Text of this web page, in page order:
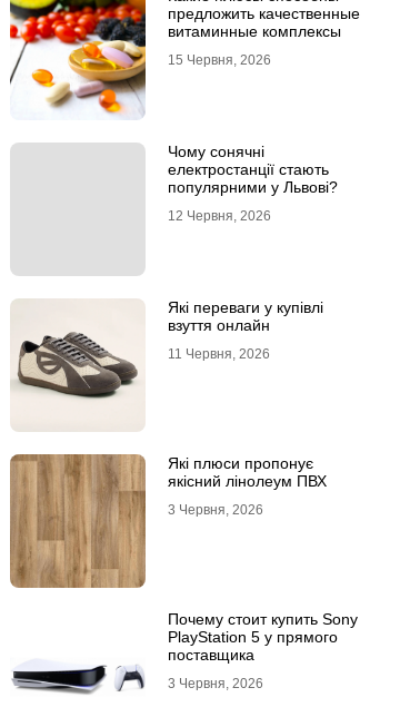
предложить качественные
витаминные комплексы
15 Червня, 2026
Чому сонячні
електростанції стають
популярними у Львові?
12 Червня, 2026
Які переваги у купівлі
взуття онлайн
11 Червня, 2026
Які плюси пропонує
якісний лінолеум ПВХ
3 Червня, 2026
Почему стоит купить Sony
PlayStation 5 у прямого
поставщика
3 Червня, 2026